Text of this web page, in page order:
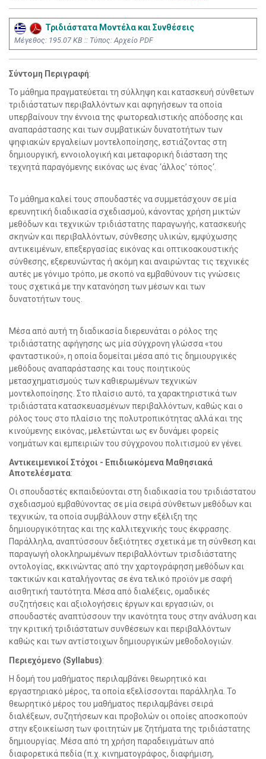
Τριδιάστατα Μοντέλα και Συνθέσεις
Mέγεθος: 195.07 KB :: Τύπος: Αρχείο PDF
Σύντομη Περιγραφή:
Το μάθημα πραγματεύεται τη σύλληψη και κατασκευή σύνθετων
τριδιάστατων περιβαλλόντων και αφηγήσεων τα οποία
υπερβαίνουν την έννοια της φωτορεαλιστικής απόδοσης και
αναπαράστασης και των συμβατικών δυνατοτήτων των
ψηφιακών εργαλείων μοντελοποίησης, εστιάζοντας στη
δημιουργική, εννοιολογική και μεταφορική διάσταση της
τεχνητά παραγόμενης εικόνας ως ένας ‘άλλος’ τόπος‘.
Το μάθημα καλεί τους σπουδαστές να συμμετάσχουν σε μία
ερευνητική διαδικασία σχεδιασμού, κάνοντας χρήση μικτών
μεθόδων και τεχνικών τριδιάστατης παραγωγής, κατασκευής
σκηνών και περιβαλλόντων, σύνθεσης υλικών, εμψύχωσης
αντικειμένων, επεξεργασίας εικόνας και οπτικοακουστικής
σύνθεσης, εξερευνώντας ή ακόμη και αναιρώντας τις τεχνικές
αυτές με γόνιμο τρόπο, με σκοπό να εμβαθύνουν τις γνώσεις
τους σχετικά με την κατανόηση των μέσων και των
δυνατοτήτων τους.
Μέσα από αυτή τη διαδικασία διερευνάται ο ρόλος της
τριδιάστατης αφήγησης ως μία σύγχρονη γλώσσα «του
φανταστικού», η οποία δομείται μέσα από τις δημιουργικές
μεθόδους αναπαράστασης και τους ποιητικούς
μετασχηματισμούς των καθιερωμένων τεχνικών
μοντελοποίησης. Στο πλαίσιο αυτό, τα χαρακτηριστικά των
τριδιάστατα κατασκευασμένων περιβαλλόντων, καθώς και ο
ρόλος τους στο πλαίσιο της πολυτροπικότητας αλλά και της
κινούμενης εικόνας, μελετώνται ως εν δυνάμει φορείς
νοημάτων και εμπειριών του σύγχρονου πολιτισμού εν γένει.
Αντικειμενικοί Στόχοι - Επιδιωκόμενα Μαθησιακά
Αποτελέσματα:
Οι σπουδαστές εκπαιδεύονται στη διαδικασία του τριδιάστατου
σχεδιασμού εμβαθύνοντας σε μία σειρά σύνθετων μεθόδων και
τεχνικών, τα οποία συμβάλλουν στην εξέλιξη της
δημιουργικότητας και της καλλιτεχνικής τους έκφρασης.
Παράλληλα, αναπτύσσουν δεξιότητες σχετικά με τη σύνθεση και
παραγωγή ολοκληρωμένων περιβαλλόντων τρισδιάστατης
οντολογίας, εκκινώντας από την χαρτογράφηση μεθόδων και
τακτικών και καταλήγοντας σε ένα τελικό προϊόν με σαφή
αισθητική ταυτότητα. Μέσα από διαλέξεις, ομαδικές
συζητήσεις και αξιολογήσεις έργων και εργασιών, οι
σπουδαστές αναπτύσσουν την ικανότητα τους στην ανάλυση και
την κριτική τριδιάστατων συνθέσεων και περιβαλλόντων
καθώς και των αντίστοιχων δημιουργικών μεθοδολογιών.
Περιεχόμενο (Syllabus):
Η δομή του μαθήματος περιλαμβάνει θεωρητικό και
εργαστηριακό μέρος, τα οποία εξελίσσονται παράλληλα. Το
θεωρητικό μέρος του μαθήματος περιλαμβάνει σειρά
διαλέξεων, συζητήσεων και προβολών οι οποίες αποσκοπούν
στην εξοικείωση των φοιτητών με ζητήματα της τριδιάστατης
δημιουργίας. Μέσα από τη χρήση παραδειγμάτων από
διαφορετικά πεδία (π.χ. κινηματογράφος, διαφήμιση,